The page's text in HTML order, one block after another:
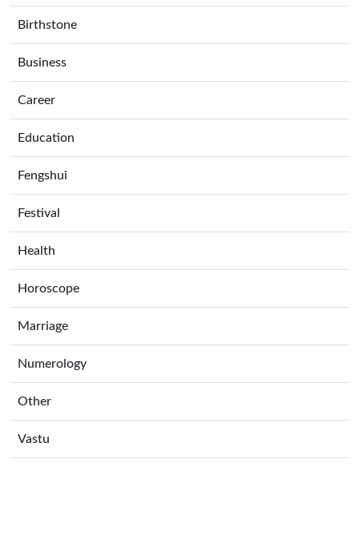
Birthstone
Business
Career
Education
Fengshui
Festival
Health
Horoscope
Marriage
Numerology
Other
Vastu